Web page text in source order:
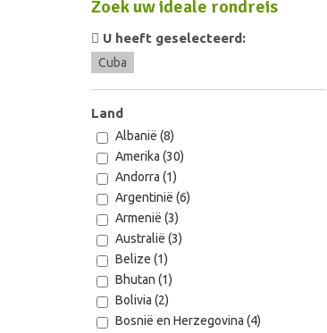
Zoek uw ideale rondreis
U heeft geselecteerd:
Cuba
Land
Albanië (8)
Amerika (30)
Andorra (1)
Argentinië (6)
Armenië (3)
Australië (3)
Belize (1)
Bhutan (1)
Bolivia (2)
Bosnië en Herzegovina (4)